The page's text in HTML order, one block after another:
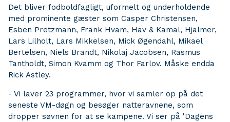
Det bliver fodboldfagligt, uformelt og underholdende
med prominente gæster som Casper Christensen,
Esben Pretzmann, Frank Hvam, Hav & Kamal, Hjalmer,
Lars Lilholt, Lars Mikkelsen, Mick Øgendahl, Mikael
Bertelsen, Niels Brandt, Nikolaj Jacobsen, Rasmus
Tantholdt, Simon Kvamm og Thor Farlov. Måske endda
Rick Astley.
- Vi laver 23 programmer, hvor vi samler op på det
seneste VM-døgn og besøger natteravnene, som
dropper søvnen for at se kampene. Vi ser på 'Dagens